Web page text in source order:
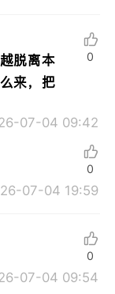
脱离本
来，把
07-04 09:42
0
07-04 19:59
0
07-04 09:54
0